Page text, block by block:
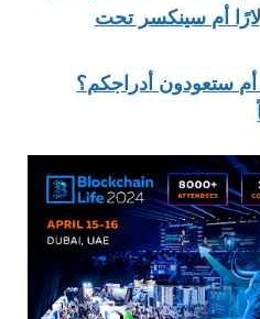
عند 80 دولارًا أم سينكسر تحت
ستعودون أدراجكم؟